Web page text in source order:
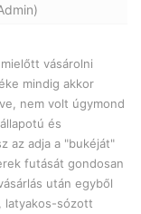
vásárolni
mindig akkor
nem volt úgymond
és
az adja a "bukéját"
futását gondosan
után egyből
latyakos-sózott